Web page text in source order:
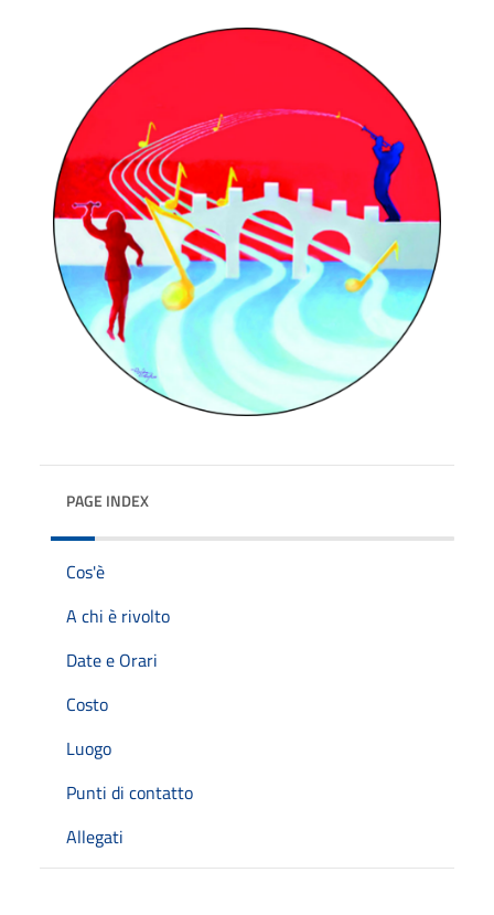
PAGE INDEX
Cos'è
A chi è rivolto
Date e Orari
Costo
Luogo
Punti di contatto
Allegati